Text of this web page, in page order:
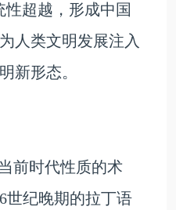
超越，形成中国
人类文明发展注入
新形态。
时代性质的术
世纪晚期的拉丁语